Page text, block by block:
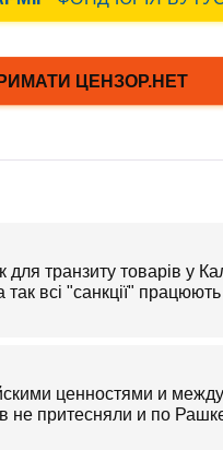
транзиту товарів у
всі "санкції" працюють
ценностями и
не притесняли и по